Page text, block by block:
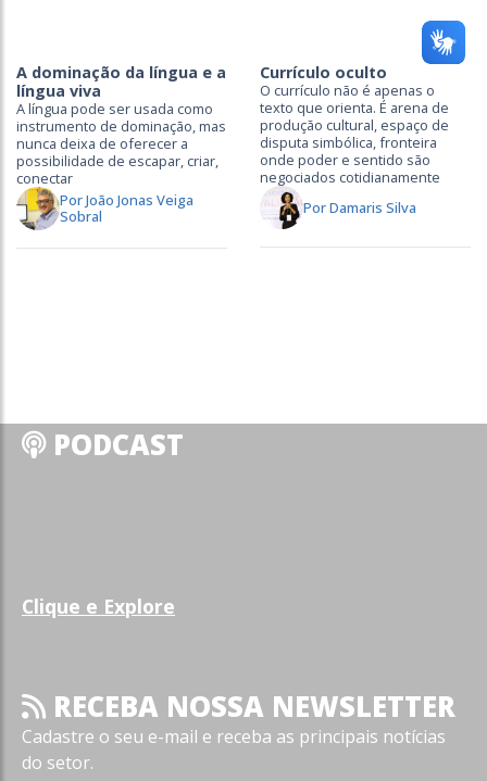
A dominação da língua e a
língua viva
A língua pode ser usada como
instrumento de dominação, mas
nunca deixa de oferecer a
possibilidade de escapar, criar,
conectar
Por João Jonas Veiga
Sobral
Currículo oculto
O currículo não é apenas o
texto que orienta. É arena de
produção cultural, espaço de
disputa simbólica, fronteira
onde poder e sentido são
negociados cotidianamente
Por Damaris Silva
PODCAST
Clique e Explore
RECEBA NOSSA NEWSLETTER
Cadastre o seu e-mail e receba as principais notícias
do setor.